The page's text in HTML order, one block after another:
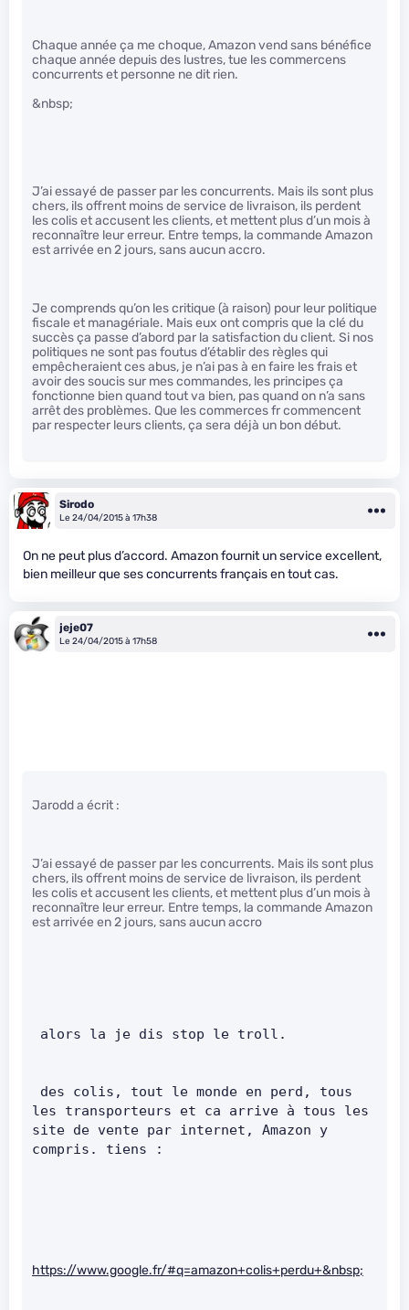
Chaque année ça me choque, Amazon vend sans bénéfice
chaque année depuis des lustres, tue les commercens
concurrents et personne ne dit rien.
&nbsp;
J’ai essayé de passer par les concurrents. Mais ils sont plus
chers, ils offrent moins de service de livraison, ils perdent
les colis et accusent les clients, et mettent plus d’un mois à
reconnaître leur erreur. Entre temps, la commande Amazon
est arrivée en 2 jours, sans aucun accro.
Je comprends qu’on les critique (à raison) pour leur politique
fiscale et managériale. Mais eux ont compris que la clé du
succès ça passe d’abord par la satisfaction du client. Si nos
politiques ne sont pas foutus d’établir des règles qui
empêcheraient ces abus, je n’ai pas à en faire les frais et
avoir des soucis sur mes commandes, les principes ça
fonctionne bien quand tout va bien, pas quand on n’a sans
arrêt des problèmes. Que les commerces fr commencent
par respecter leurs clients, ça sera déjà un bon début.
Sirodo
Le 24/04/2015 à 17h38
On ne peut plus d’accord. Amazon fournit un service excellent,
bien meilleur que ses concurrents français en tout cas.
jeje07
Le 24/04/2015 à 17h58
Jarodd a écrit :
J’ai essayé de passer par les concurrents. Mais ils sont plus
chers, ils offrent moins de service de livraison, ils perdent
les colis et accusent les clients, et mettent plus d’un mois à
reconnaître leur erreur. Entre temps, la commande Amazon
est arrivée en 2 jours, sans aucun accro
alors la je dis stop le troll.
les transporteurs et ca arrive à tous les
site de vente par internet, Amazon y
compris. tiens :
https://www.google.fr/#q=amazon+colis+perdu+&nbsp;